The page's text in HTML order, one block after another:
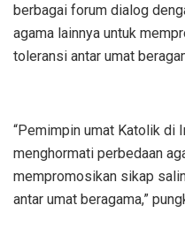
berbagai forum dialog
agama lainnya untuk
toleransi antar umat
“Pemimpin umat Katolik di
menghormati perbedaan
mempromosikan sikap
antar umat beragama,”